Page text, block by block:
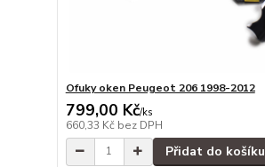
Ofuky oken Peugeot 206 1998-2012
799,00 Kč/ks
660,33 Kč bez DPH
Přidat do košíku